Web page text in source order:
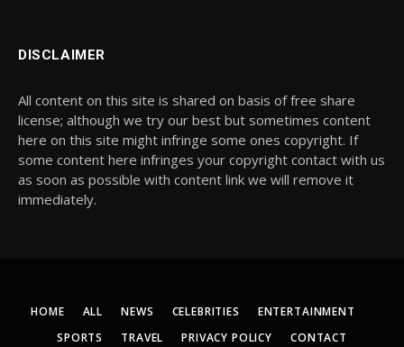
DISCLAIMER
All content on this site is shared on basis of free share
license; although we try our best but sometimes content
here on this site might infringe some ones copyright. If
some content here infringes your copyright contact with us
as soon as possible with content link we will remove it
immediately.
HOME ALL NEWS CELEBRITIES
ENTERTAINMENT
SPORTS
TRAVEL PRIVACY POLICY CONTACT